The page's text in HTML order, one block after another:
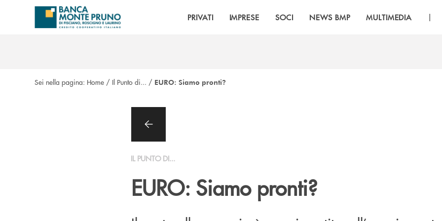
Salta al contenuto principale
PRIVATI IMPRESE SOCI NEWS BMP MULTIMEDIA |
Sei nella pagina: Home / Il Punto di... / EURO: Siamo pronti?
IL PUNTO DI...
EURO: Siamo pronti?